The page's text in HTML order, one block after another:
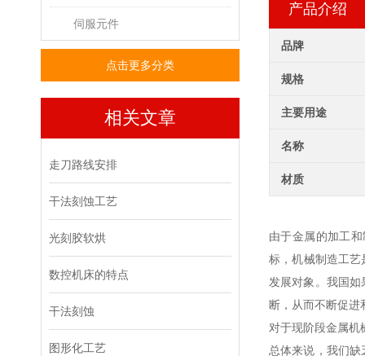
伺服元件
点击更多分类
相关文章
走刀路线安排
干法刻蚀工艺
光刻胶软烘
数控机床的特点
干法刻蚀
图形化工艺
产品介绍
品牌
规格
主要用途
名称
材质
由于金属的加工
标，机械制造工
发展对象。我国
断，从而不断促进
对于现阶段金属机
总体来说，我们